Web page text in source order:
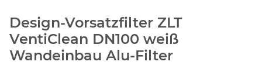
Design-Vorsatzfilter ZLT
VentiClean DN100 weiß
Wandeinbau Alu-Filter